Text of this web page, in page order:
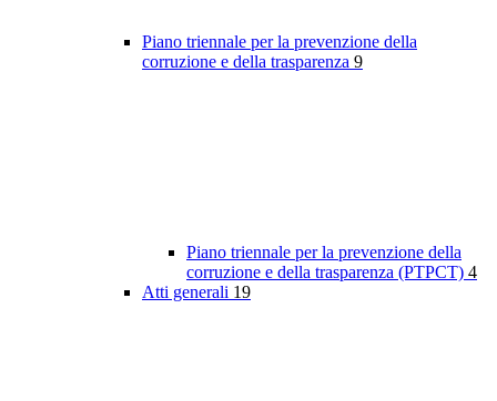
Piano triennale per la prevenzione della
corruzione e della trasparenza 9
Piano triennale per la prevenzione della
corruzione e della trasparenza (PTPCT) 4
Atti generali 19